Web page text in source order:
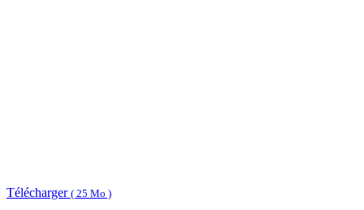
Télécharger ( 25 Mo )